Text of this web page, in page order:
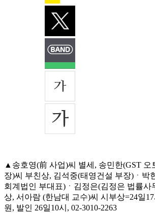
▲송호영(前 사업)씨 별세, 송민한(GST 오
장)씨 부친상, 김석중(태영건설 부장)ㆍ박
회계법인 부대표)ㆍ김정은(김정은 법률사
상, 서아람 (한남대 교수)씨 시부상=24일
원, 발인 26일10시, 02-3010-2263